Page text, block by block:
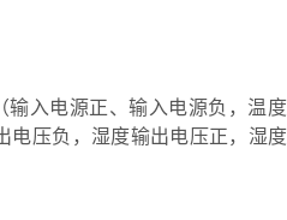
输入电源正、输入电源负，温度
电压负，湿度输出电压正，湿度